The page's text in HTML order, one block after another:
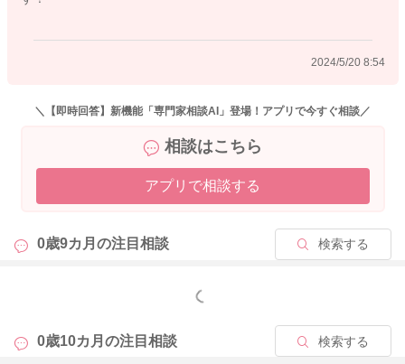
2024/5/20 8:54
＼【即時回答】新機能「専門家相談AI」登場！アプリで今すぐ相談／
相談はこちら
アプリで相談する
0歳9カ月の注目相談 検索する
もっと見る
0歳10カ月の注目相談 検索する